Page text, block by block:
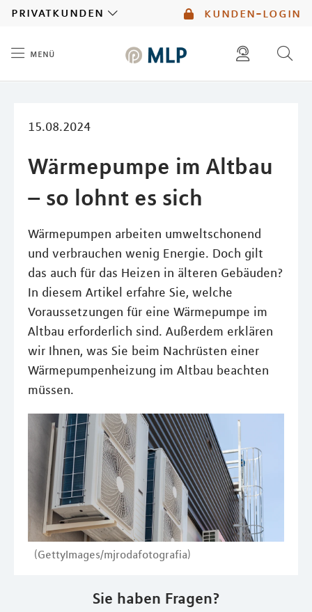
kunden-login
privatkunden
menü
15.08.2024
Wärmepumpe im Altbau
– so lohnt es sich
Wärmepumpen arbeiten umweltschonend
und verbrauchen wenig Energie. Doch gilt
das auch für das Heizen in älteren Gebäuden?
In diesem Artikel erfahre Sie, welche
Voraussetzungen für eine Wärmepumpe im
Altbau erforderlich sind. Außerdem erklären
wir Ihnen, was Sie beim Nachrüsten einer
Wärmepumpenheizung im Altbau beachten
müssen.
(GettyImages/mjrodafotografia)
Sie haben Fragen?